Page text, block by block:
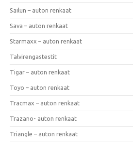
Sailun – auton renkaat
Sava – auton renkaat
Starmaxx – auton renkaat
Talvirengastestit
Tigar – auton renkaat
Toyo – auton renkaat
Tracmax – auton renkaat
Trazano- auton renkaat
Triangle – auton renkaat